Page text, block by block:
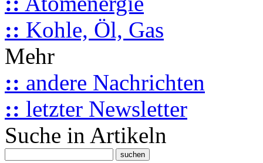
:: Kohle, Öl, Gas
Mehr
:: andere Nachrichten
:: letzter Newsletter
Suche in Artikeln